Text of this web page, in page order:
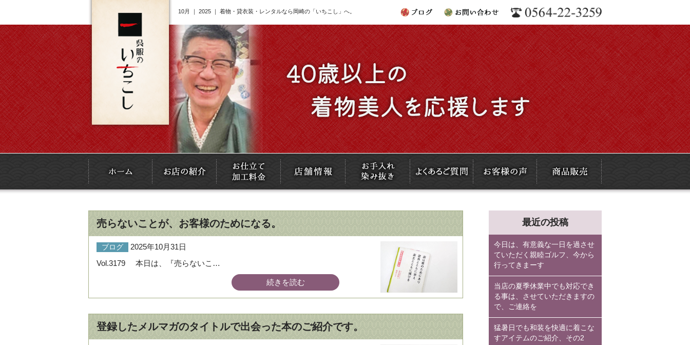
10月 ｜ 2025 ｜ 着物・貸衣装・レンタルなら岡崎の「いちこし」へ。
売らないことが、お客様のためになる。
ブログ
2025年10月31日
Vol.3179 本日は、『売らないこ…
続きを読む
登録したメルマガのタイトルで出会った本のご紹介です。
最近の投稿
今日は、有意義な一日を過させ
ていただく親睦ゴルフ、今から
行ってきまーす
当店の夏季休業中でも対応でき
る事は、させていただきますの
で、ご連絡を
猛暑日でも和装を快適に着こな
すアイテムのご紹介、その2